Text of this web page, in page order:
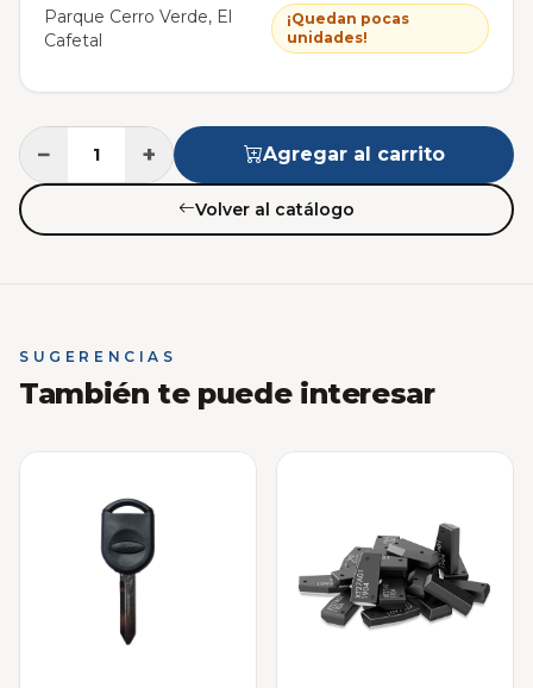
Parque Cerro Verde, El
Cafetal
¡Quedan pocas
unidades!
− + Agregar al carrito
Volver al catálogo
SUGERENCIAS
También te puede interesar